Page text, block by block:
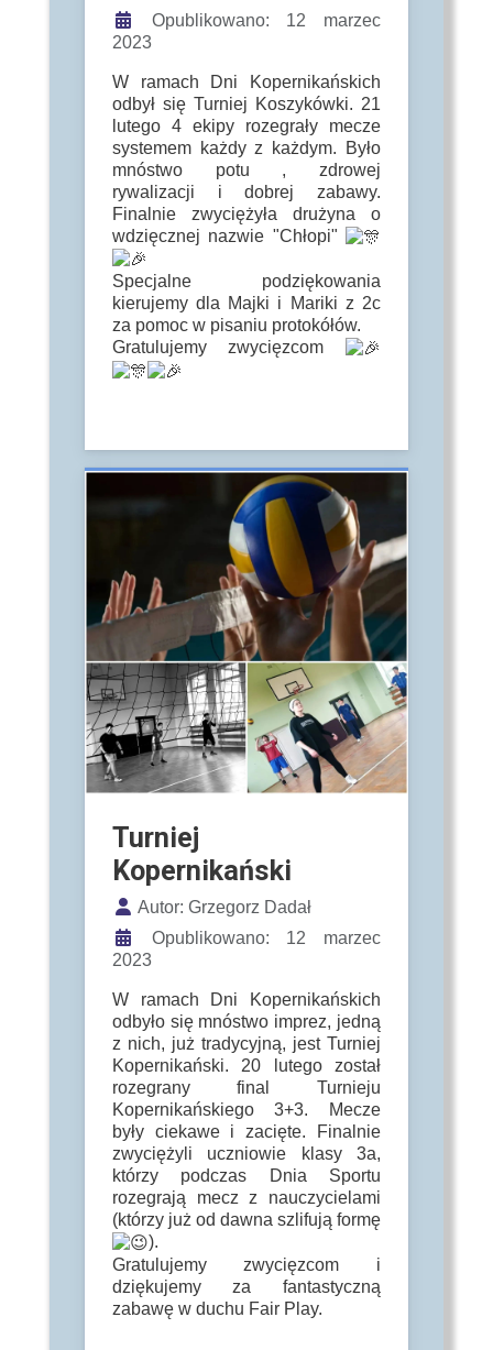
Opublikowano: 12 marzec
2023
W ramach Dni Kopernikańskich
odbył się Turniej Koszykówki. 21
lutego 4 ekipy rozegrały mecze
systemem każdy z każdym. Było
mnóstwo potu , zdrowej
rywalizacji i dobrej zabawy.
Finalnie zwyciężyła drużyna o
wdzięcznej nazwie "Chłopi"
Specjalne podziękowania
kierujemy dla Majki i Mariki z 2c
za pomoc w pisaniu protokółów.
Gratulujemy zwycięzcom
Turniej
Kopernikański
Szczegóły
Autor: Grzegorz Dadał
Opublikowano: 12 marzec
2023
W ramach Dni Kopernikańskich
odbyło się mnóstwo imprez, jedną
z nich, już tradycyjną, jest Turniej
Kopernikański. 20 lutego został
rozegrany final Turnieju
Kopernikańskiego 3+3. Mecze
były ciekawe i zacięte. Finalnie
zwyciężyli uczniowie klasy 3a,
którzy podczas Dnia Sportu
rozegrają mecz z nauczycielami
(którzy już od dawna szlifują formę
).
Gratulujemy zwycięzcom i
dziękujemy za fantastyczną
zabawę w duchu Fair Play.